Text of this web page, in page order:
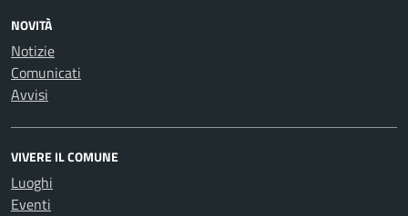
NOVITÀ
Notizie
Comunicati
Avvisi
VIVERE IL COMUNE
Luoghi
Eventi